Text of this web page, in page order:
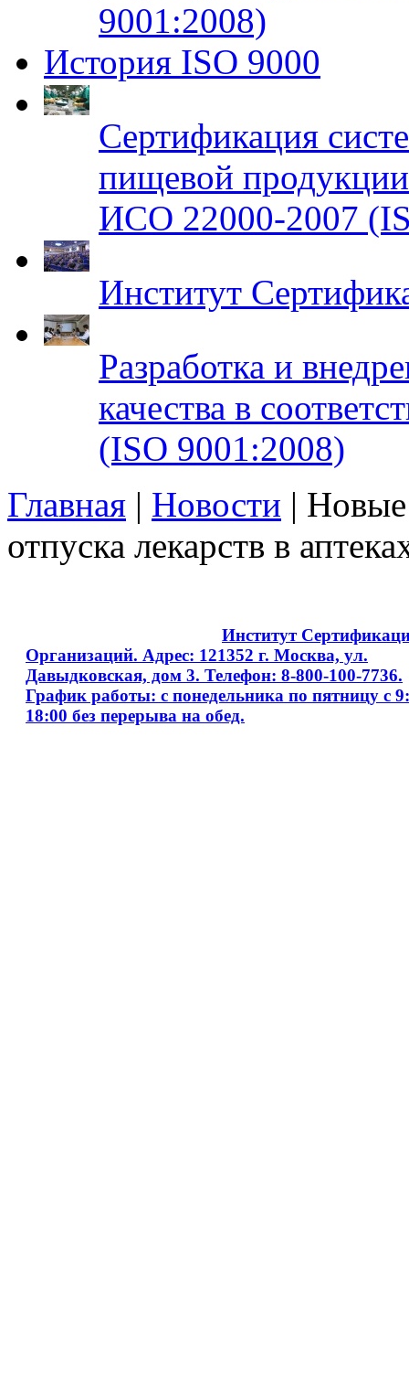
9001:2008)
История ISO 9000
Сертификация
пищевой
ИСО 22000-2007
Институт
Разработка и
качества в
(ISO 9001:2008)
Главная | Новости | Новые
отпуска лекарств в
Институт
Организаций. Адрес: 121352 г. Москва, ул.
Давыдковская, дом 3. Телефон: 8-800-100-7736.
График работы: с понедельника по пятницу с
18:00 без перерыва на обед.